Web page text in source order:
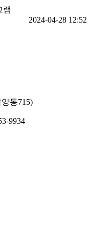
램
2024-04-28 12:52
동715)
9934